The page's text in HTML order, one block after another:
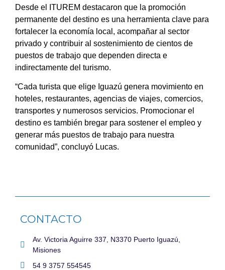
Desde el ITUREM destacaron que la promoción
permanente del destino es una herramienta clave para
fortalecer la economía local, acompañar al sector
privado y contribuir al sostenimiento de cientos de
puestos de trabajo que dependen directa e
indirectamente del turismo.
“Cada turista que elige Iguazú genera movimiento en
hoteles, restaurantes, agencias de viajes, comercios,
transportes y numerosos servicios. Promocionar el
destino es también bregar para sostener el empleo y
generar más puestos de trabajo para nuestra
comunidad”, concluyó Lucas.
CONTACTO
Av. Victoria Aguirre 337, N3370 Puerto Iguazú,
Misiones
54 9 3757 554545